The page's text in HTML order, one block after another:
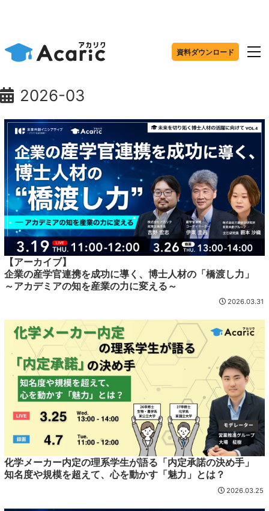
資料ダウンロード
2026-03
【アーカイブ】
企業の産学官連携を成功に導く、博士人材の「橋渡し力」
～アカデミアの知を産業の力に変える～
2026.03.31
化学メーカー内定の理系学生が語る「内定承諾の決め手」
知名度や規模を超えて、心を動かす「魅力」とは？
2026.03.25